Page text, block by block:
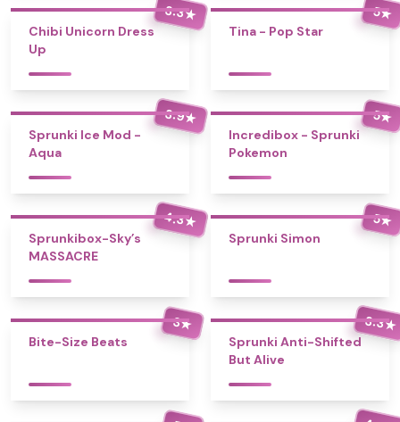
3.3★
Chibi Unicorn Dress
Up
5★
Tina - Pop Star
3.9★
Sprunki Ice Mod -
Aqua
5★
Incredibox - Sprunki
Pokemon
4.3★
Sprunkibox-Sky’s
MASSACRE
5★
Sprunki Simon
3★
Bite-Size Beats
3.3★
Sprunki Anti-Shifted
But Alive